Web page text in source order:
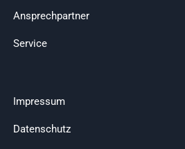
Ansprechpartner
Service
Impressum
Datenschutz